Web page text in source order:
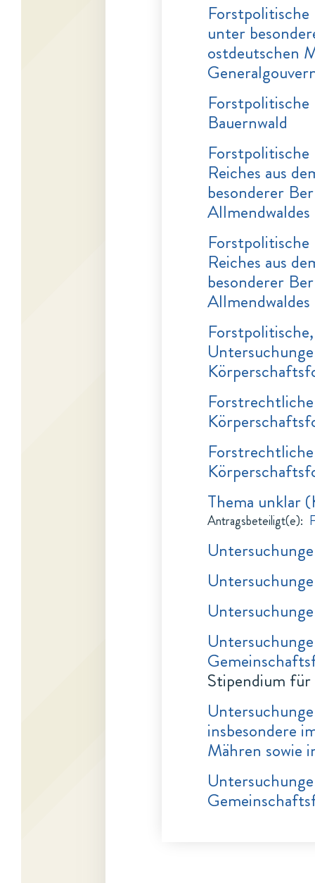
unter
ostdeutschen
Bauernwald
Reiches aus
besonderer
Allmendwaldes
Reiches aus
besonderer
Allmendwaldes
Thema unklar
Antragsbeteiligt(e):
Stipendium für
insbesondere
Mähren sowie